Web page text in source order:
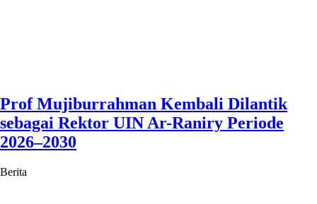
Prof Mujiburrahman Kembali Dilantik
sebagai Rektor UIN Ar-Raniry Periode
2026–2030
Berita